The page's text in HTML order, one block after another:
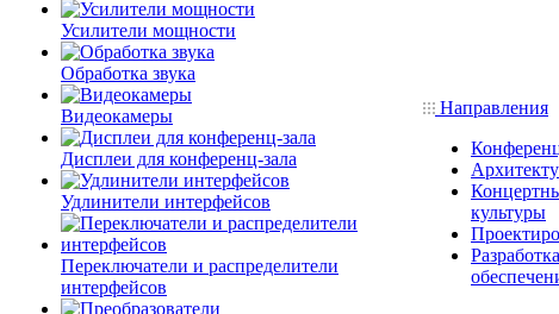
Усилители мощности
Обработка звука
Видеокамеры
Дисплеи для конференц-зала
Удлинители интерфейсов
Переключатели и распределители
интерфейсов
Направления
культуры